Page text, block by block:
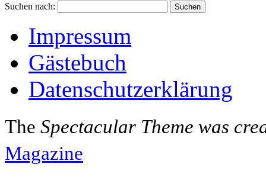
Suchen nach:
Impressum
Gästebuch
Datenschutzerklärung
The Spectacular Theme was
Magazine